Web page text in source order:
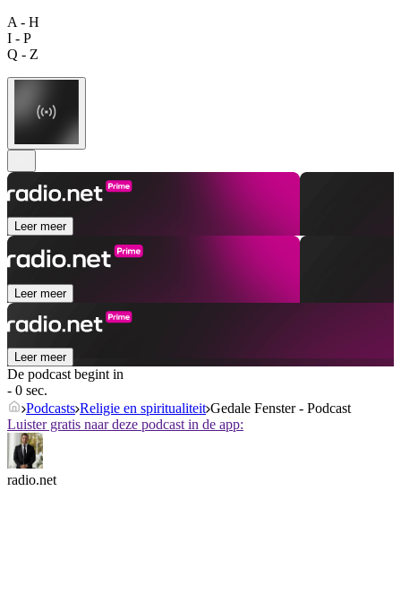
A - H
I - P
Q - Z
Leer meer
Leer meer
Leer meer
De podcast begint in
- 0 sec.
Podcasts Religie en spiritualiteit Gedale Fenster - Podcast
Luister gratis naar deze podcast in de app:
radio.net